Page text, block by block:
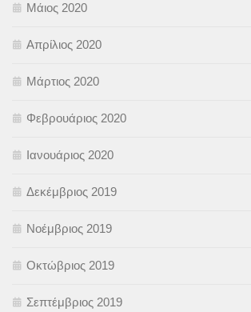
Μάιος 2020
Απρίλιος 2020
Μάρτιος 2020
Φεβρουάριος 2020
Ιανουάριος 2020
Δεκέμβριος 2019
Νοέμβριος 2019
Οκτώβριος 2019
Σεπτέμβριος 2019